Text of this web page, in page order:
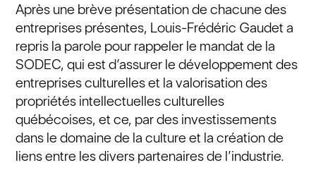
Après une brève présentation de chacune des
entreprises présentes, Louis-Frédéric Gaudet a
repris la parole pour rappeler le mandat de la
SODEC, qui est d’assurer le développement des
entreprises culturelles et la valorisation des
propriétés intellectuelles culturelles
québécoises, et ce, par des investissements
dans le domaine de la culture et la création de
liens entre les divers partenaires de l’industrie.